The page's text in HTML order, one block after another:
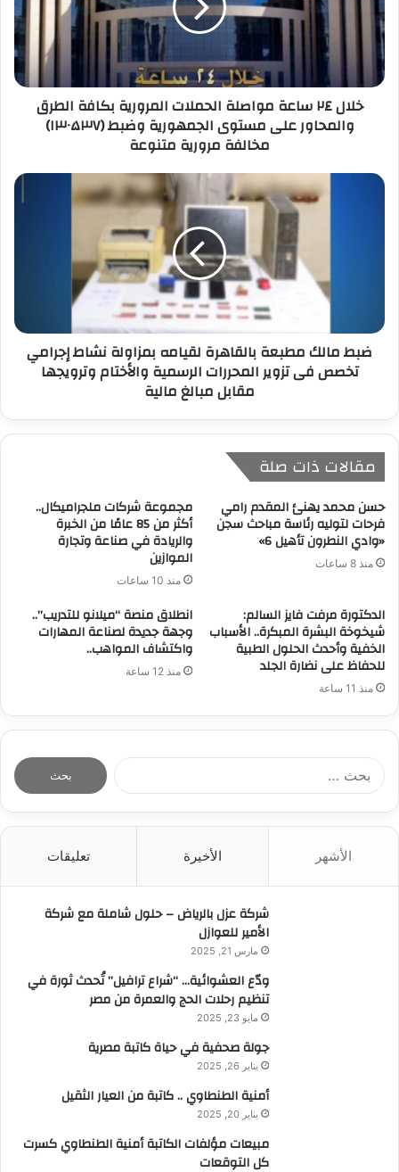
إ
ل
ك
ت
ر
خلال ٢٤ ساعة مواصلة الحملات المرورية بكافة الطرق
والمحاور على مستوى الجمهورية وضبط (۱۳۰۵۳۷)
مخالفة مرورية متنوعة
ضبط مالك مطبعة بالقاهرة لقيامه بمزاولة نشاط إجرامي
تخصص فى تزوير المحررات الرسمية والأختام وترويجها
مقابل مبالغ مالية
مقالات ذات صلة
حسن محمد يهنئ المقدم رامي
فرحات لتوليه رئاسة مباحث سجن
«وادي النطرون تأهيل 6»
منذ 8 ساعات
مجموعة شركات ملجراميكال..
أكثر من 85 عامًا من الخبرة
والريادة في صناعة وتجارة
الموازين
منذ 10 ساعات
الدكتورة مرفت فايز السالم:
شيخوخة البشرة المبكرة.. الأسباب
الخفية وأحدث الحلول الطبية
للحفاظ على نضارة الجلد
منذ 11 ساعة
انطلاق منصة “ميلانو للتدريب”..
وجهة جديدة لصناعة المهارات
واكتشاف المواهب..
منذ 12 ساعة
الأشهر الأخيرة تعليقات
شركة عزل بالرياض – حلول شاملة مع شركة
الأمير للعوازل
مارس 21, 2025
ودّع العشوائية… “شراع ترافيل” تُحدث ثورة في
تنظيم رحلات الحج والعمرة من مصر
مايو 23, 2025
جولة صحفية في حياة كاتبة مصرية
يناير 26, 2025
أمنية الطنطاوي .. كاتبة من العيار الثقيل
يناير 20, 2025
مبيعات مؤلفات الكاتبة أمنية الطنطاوي كسرت
كل التوقعات